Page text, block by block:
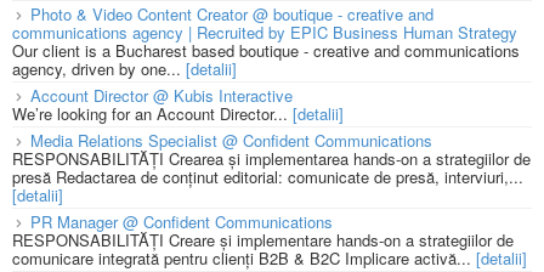
Photo & Video Content Creator @ boutique - creative and
communications agency | Recruited by EPIC Business Human Strategy
Our client is a Bucharest based boutique - creative and communications
agency, driven by one... [detalii]
Account Director @ Kubis Interactive
We’re looking for an Account Director... [detalii]
Media Relations Specialist @ Confident Communications
RESPONSABILITĂȚI Crearea și implementarea hands-on a strategiilor de
presă Redactarea de conținut editorial: comunicate de presă, interviuri,...
[detalii]
PR Manager @ Confident Communications
RESPONSABILITĂȚI Creare și implementare hands-on a strategiilor de
comunicare integrată pentru clienți B2B & B2C Implicare activă... [detalii]